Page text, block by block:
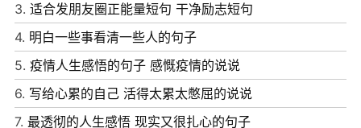
3. 适合发朋友圈正能量短句 干净励志短句
4. 明白一些事看清一些人的句子
5. 疫情人生感悟的句子 感慨疫情的说说
6. 写给心累的自己 活得太累太憋屈的说说
7. 最透彻的人生感悟 现实又很扎心的句子